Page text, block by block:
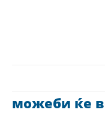
можеби ќе